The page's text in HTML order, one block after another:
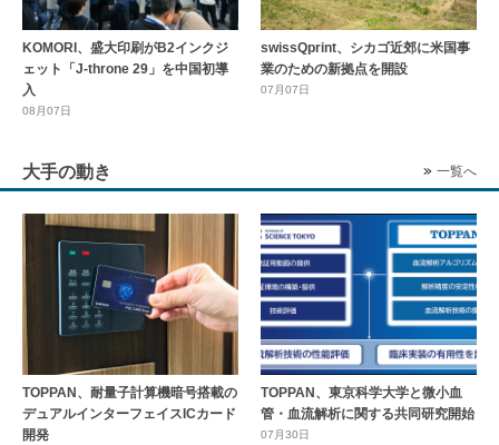
KOMORI、盛大印刷がB2インクジ
ェット「J-throne 29」を中国初導
入
08月07日
swissQprint、シカゴ近郊に⽶国事
業のための新拠点を開設
07月07日
大手の動き 一覧へ
TOPPAN、耐量子計算機暗号搭載の
デュアルインターフェイスICカード
開発
TOPPAN、東京科学大学と微小血
管・血流解析に関する共同研究開始
07月30日